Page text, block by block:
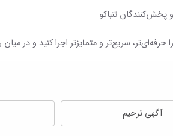
تنباکو
سریع‌تر و متمایزتر اجرا کنید و در میان
آگهی ترحیم